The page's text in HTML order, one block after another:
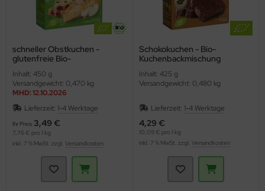
schneller Obstkuchen -
glutenfreie Bio-
Hof)
Inhalt: 450 g
Versandgewicht: 0,470 kg
MHD: 12.10.2026
Lieferzeit: 1-4 Werktage
Ihr Preis 3,49 €
7,76 € pro 1 kg
inkl. 7 % MwSt. zzgl. Versandkosten
Schokokuchen - Bio-
Kuchenbackmischung
Inhalt: 425 g
Versandgewicht: 0,480 kg
Lieferzeit: 1-4 Werktage
4,29 €
10,09 € pro 1 kg
inkl. 7 % MwSt. zzgl. Versandkosten